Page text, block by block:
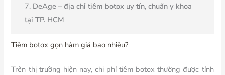
DeAge – địa chỉ tiêm botox uy tín, chuẩn y khoa
tại TP. HCM
Tiêm botox gọn hàm giá bao nhiêu?
Trên thị trường hiện nay, chi phí tiêm botox thường được tính